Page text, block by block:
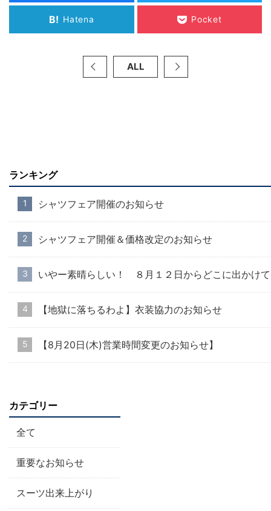
B! Hatena Pocket
ALL
ランキング
シャツフェア開催のお知らせ
シャツフェア開催＆価格改定のお知らせ
いやー素晴らしい！ ８月１２日からどこに出かけ
【地獄に落ちるわよ】衣装協力のお知らせ
【8月20日(木)営業時間変更のお知らせ】
カテゴリー
全て
重要なお知らせ
スーツ出来上がり